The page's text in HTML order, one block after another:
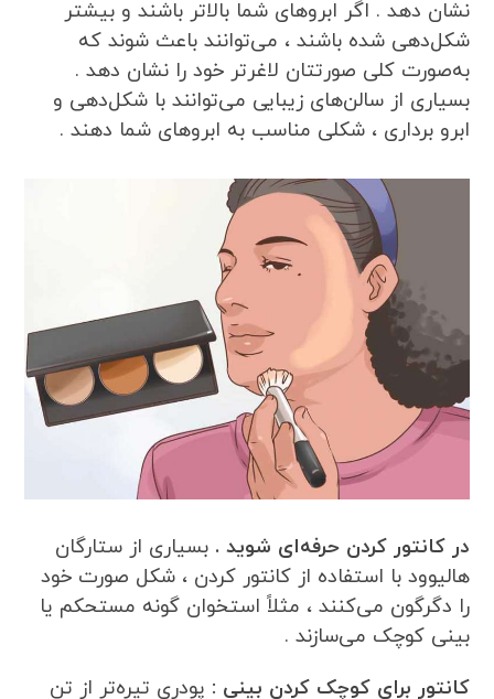
نشان دهد . اگر ابروهای شما بالاتر باشند و بیشتر
شکل‌دهی شده باشند ، می‌توانند باعث شوند که
به‌صورت کلی صورتتان لاغرتر خود را نشان دهد .
بسیاری از سالن‌های زیبایی می‌توانند با شکل‌دهی و
ابرو برداری ، شکلی مناسب به ابروهای شما دهند .
در کانتور کردن حرفه‌ای شوید . بسیاری از ستارگان
هالیوود با استفاده از کانتور کردن ، شکل صورت خود
را دگرگون می‌کنند ، مثلاً استخوان گونه مستحکم یا
بینی کوچک می‌سازند .
کانتور برای کوچک کردن بینی : پودری تیره‌تر از تن